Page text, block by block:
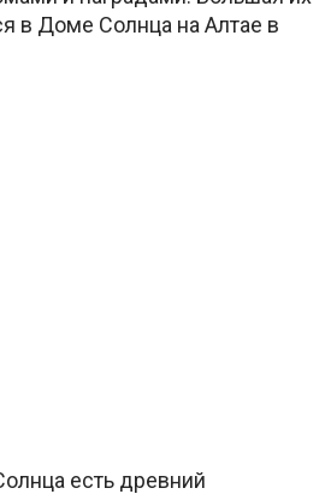
в Доме Солнца на Алтае в
есть древний